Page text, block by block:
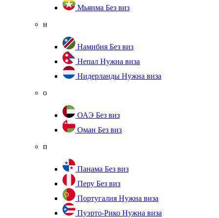
Мьянма Без виз
н
Намибия Без виз
Непал Нужна виза
Нидерланды Нужна виза
о
ОАЭ Без виз
Оман Без виз
п
Панама Без виз
Перу Без виз
Португалия Нужна виза
Пуэрто-Рико Нужна виза